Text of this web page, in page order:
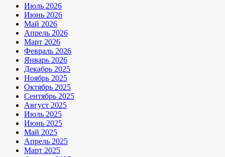
Июль 2026
Июнь 2026
Май 2026
Апрель 2026
Март 2026
Февраль 2026
Январь 2026
Декабрь 2025
Ноябрь 2025
Октябрь 2025
Сентябрь 2025
Август 2025
Июль 2025
Июнь 2025
Май 2025
Апрель 2025
Март 2025